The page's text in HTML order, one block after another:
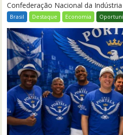
Confederação Nacional da
Brasil Destaque Economia